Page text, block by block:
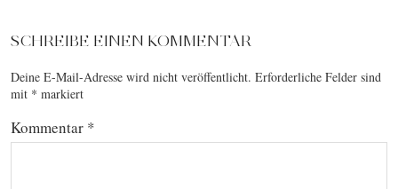
SCHREIBE EINEN KOMMENTAR
Deine E-Mail-Adresse wird nicht veröffentlicht. Erforderliche Felder sind
mit * markiert
Kommentar *